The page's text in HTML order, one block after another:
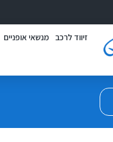
זיווד לרכב מנשאי אופניים